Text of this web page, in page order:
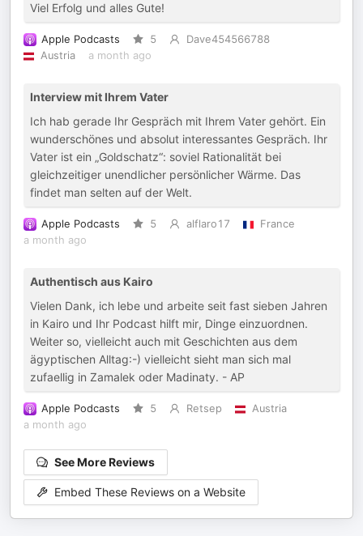
Viel Erfolg und alles Gute!
Apple Podcasts 5
Dave454566788
Austria
a month ago
Interview mit Ihrem Vater
Ich hab gerade Ihr Gespräch mit Ihrem Vater gehört. Ein
wunderschönes und absolut interessantes Gespräch. Ihr
Vater ist ein „Goldschatz“: soviel Rationalität bei
gleichzeitiger unendlicher persönlicher Wärme. Das
findet man selten auf der Welt.
Apple Podcasts 5 alflaro17
France
a month ago
Authentisch aus Kairo
Vielen Dank, ich lebe und arbeite seit fast sieben Jahren
in Kairo und Ihr Podcast hilft mir, Dinge einzuordnen.
Weiter so, vielleicht auch mit Geschichten aus dem
ägyptischen Alltag:-) vielleicht sieht man sich mal
zufaellig in Zamalek oder Madinaty. - AP
Apple Podcasts 5 Retsep
Austria
a month ago
See More Reviews
Embed These Reviews on a Website